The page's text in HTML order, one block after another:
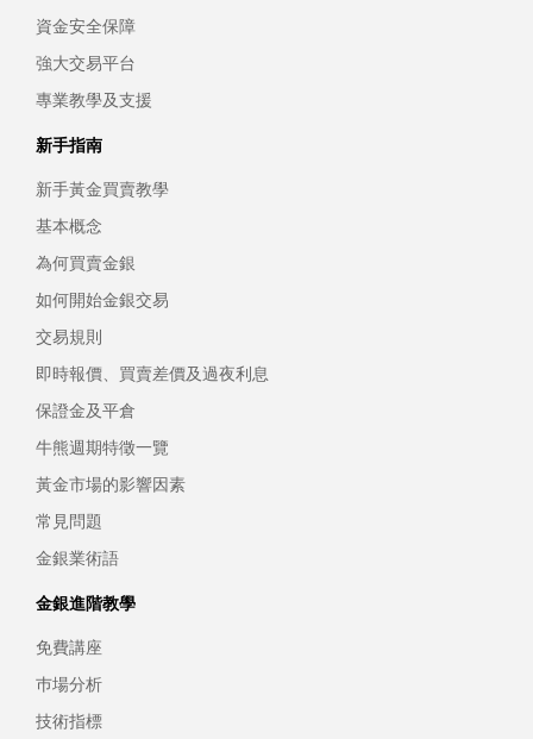
資金安全保障
強大交易平台
專業教學及支援
新手指南
新手黃金買賣教學
基本概念
為何買賣金銀
如何開始金銀交易
交易規則
即時報價、買賣差價及過夜利息
保證金及平倉
牛熊週期特徵一覽
黃金市場的影響因素
常見問題
金銀業術語
金銀進階教學
免費講座
巿場分析
技術指標